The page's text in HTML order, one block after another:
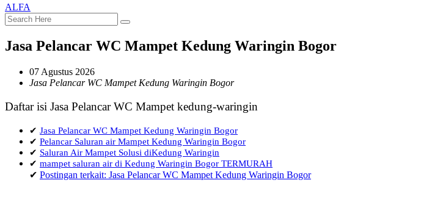
ALFA
Jasa Pelancar WC Mampet Kedung Waringin Bogor
07 Agustus 2026
Jasa Pelancar WC Mampet Kedung Waringin Bogor
Daftar isi Jasa Pelancar WC Mampet kedung-waringin
✔ Jasa Pelancar WC Mampet Kedung Waringin Bogor
✔ Pelancar Saluran air Mampet Kedung Waringin Bogor
✔ Saluran Air Mampet Solusi diKedung Waringin
✔ mampet saluran air di Kedung Waringin Bogor TERMURAH
✔ Postingan terkait: Jasa Pelancar WC Mampet Kedung Waringin Bogor